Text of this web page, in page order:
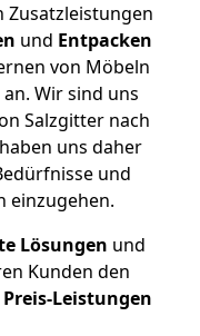
Zusatzleistungen
und Entpacken
von Möbeln
Wir sind uns
Salzgitter nach
uns daher
und
einzugehen.
Lösungen und
Kunden den
Leistungen